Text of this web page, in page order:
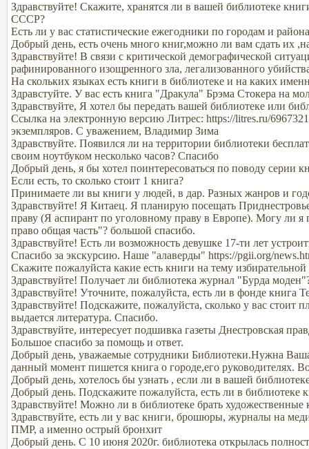
Здравствуйте! Скажите, хранятся ли в вашей библиотеке
СССР?
Есть ли у вас статистические ежегодники по городам и
Добрый день, есть очень много книг,можно ли вам сдать их
Здравствуйте! В связи с критической демографической
рафинированного изощренного зла, легализованного
На скольких языках есть книги в библиотеке и на каких
Здравстуйте. У вас есть книга "Дракула" Брэма Стокера на
Здравствуйте, Я хотел бы передать вашей библиотеке или
Ссылка на электронную версию Литрес: https://litres.ru/
экземпляров. С уважением, Владимир Зима
Здравствуйте. Появился ли на территории библиотеки
своим ноутбуком несколько часов? Спасибо
Добрый день, я бы хотел поинтересоваться по поводу
Если есть, то сколько стоит 1 книга?
Принимаете ли вы книги у людей, в дар. Разных жанров и
Здравствуйте! Я Китаец. Я планирую посещать
праву (Я аспирант по уголовному праву в Европе). Могу ли я
право общая часть"? большой спасибо.
Здравствуйте! Есть ли возможность девушке 17-ти лет
Cпасибо за экскурсию. Наше "алаверды" https://pgii.org/
Скажите пожалуйста какие есть книги на тему
Здравствуйте! Получает ли библиотека журнал "Бурда
Здравствуйте! Уточните, пожалуйста, есть ли в фонде книга
Здравствуйте! Подскажите, пожалуйста, сколько у вас
выдается литература. Спасибо.
Здравствуйте, интересует подшивка газеты Днестровская
Большое спасибо за помощь и ответ.
Добрый день, уважаемые сотрудники Библиотеки.Нужна
данный момент пишется книга о городе,его
Добрый день, хотелось бы узнать , если ли в вашей
Добрый день. Подскажите пожалуйста, есть ли в библиотеке
Здравствуйте! Можно ли в библиотеке брать
Здравствуйте, есть ли у вас книги, брошюры, журналы на
ПМР, а именно острый бронхит
Добрый день. С 10 июня 2020г. библиотека открылась